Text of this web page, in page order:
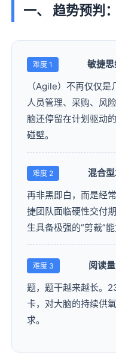
一、 趋势预判
难度 1 敏捷思
（Agile）不再仅仅
人员管理、采购、风
脑还停留在计划驱动
碰壁。
难度 2 混合型
再非黑即白，而是经
捷团队面临硬性交付
生具备极强的“剪裁”能
难度 3 阅读
题，题干越来越长。
卡，对大脑的持续供
求。